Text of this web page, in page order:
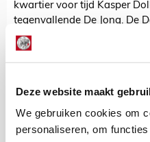
Deze website maakt
We gebruiken cookies om
personaliseren, om
kwartier voor tijd Kasper
tegenvallende De Jong. De
een doelpoging, maar ook
krijgen.